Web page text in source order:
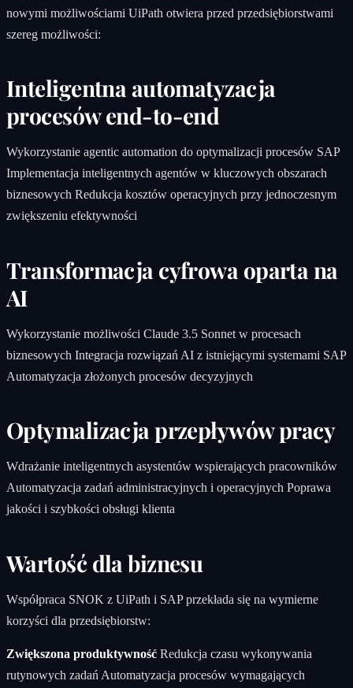
nowymi możliwościami UiPath otwiera przed przedsiębiorstwami
szereg możliwości:
Inteligentna automatyzacja
procesów end-to-end
Wykorzystanie agentic automation do optymalizacji procesów SAP
Implementacja inteligentnych agentów w kluczowych obszarach
biznesowych Redukcja kosztów operacyjnych przy jednoczesnym
zwiększeniu efektywności
Transformacja cyfrowa oparta na
AI
Wykorzystanie możliwości Claude 3.5 Sonnet w procesach
biznesowych Integracja rozwiązań AI z istniejącymi systemami SAP
Automatyzacja złożonych procesów decyzyjnych
Optymalizacja przepływów pracy
Wdrażanie inteligentnych asystentów wspierających pracowników
Automatyzacja zadań administracyjnych i operacyjnych Poprawa
jakości i szybkości obsługi klienta
Wartość dla biznesu
Współpraca SNOK z UiPath i SAP przekłada się na wymierne
korzyści dla przedsiębiorstw:
Zwiększona produktywność Redukcja czasu wykonywania
rutynowych zadań Automatyzacja procesów wymagających